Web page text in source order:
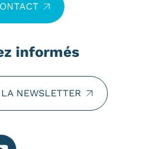
informés
NEWSLETTER